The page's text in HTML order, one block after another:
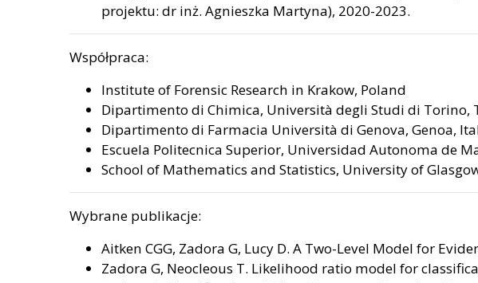
projektu: dr inż. Agnieszka Martyna), 2020-2023.
Współpraca:
Institute of Forensic Research in Krakow, Poland
Dipartimento di Chimica, Università degli Studi di Torino,
Dipartimento di Farmacia Università di Genova, Genoa,
Escuela Politecnica Superior, Universidad Autonoma de
School of Mathematics and Statistics, University of
Wybrane publikacje:
Aitken CGG, Zadora G, Lucy D. A Two-Level Model for
Zadora G, Neocleous T. Likelihood ratio model for